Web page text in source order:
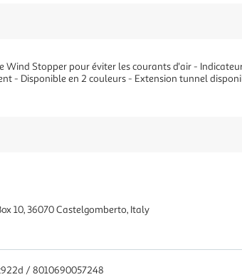
Stopper pour éviter les courants d'air -
- Disponible en 2 couleurs - Extension tunnel
10, 36070 Castelgomberto, Italy
/ 8010690057248